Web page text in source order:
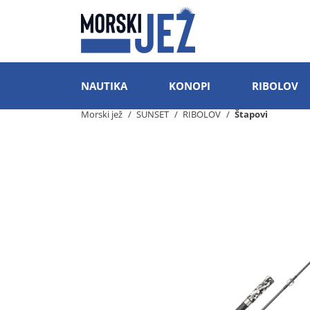
NAUTIKA KONOPI RIBOLOV
Morski jež SUNSET RIBOLOV Štapovi